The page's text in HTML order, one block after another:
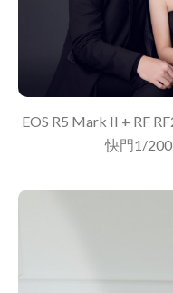
EOS R5 Mark II + RF
快門1/